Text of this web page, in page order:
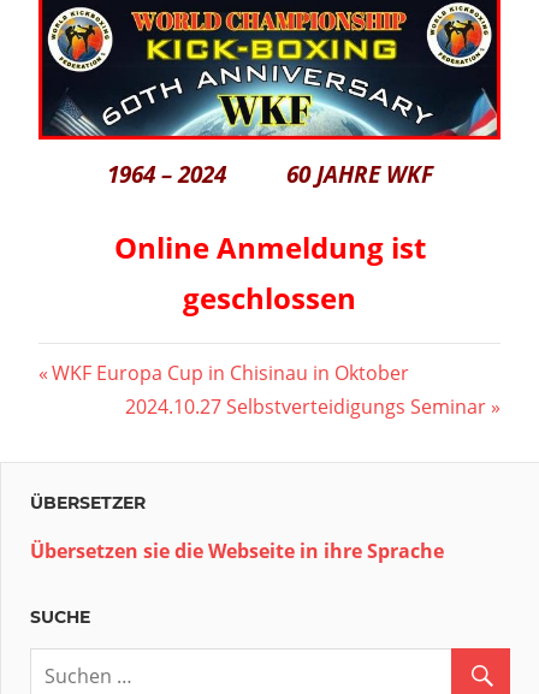
1964 – 2024 60 JAHRE WKF
Online Anmeldung ist
geschlossen
Beitragsnavigation
Vorheriger
WKF Europa Cup in Chisinau in Oktober
Nächster
2024.10.27 Selbstverteidigungs Seminar
ÜBERSETZER
Übersetzen sie die Webseite in ihre Sprache
SUCHE